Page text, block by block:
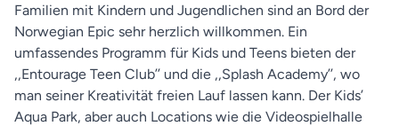
Familien mit Kindern und Jugendlichen sind an Bord der
Norwegian Epic sehr herzlich willkommen. Ein
umfassendes Programm für Kids und Teens bieten der
,,Entourage Teen Club’’ und die ,,Splash Academy’’, wo
man seiner Kreativität freien Lauf lassen kann. Der Kids’
Aqua Park, aber auch Locations wie die Videospielhalle